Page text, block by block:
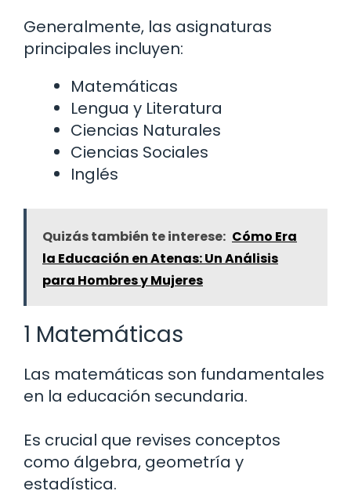
Generalmente, las asignaturas
principales incluyen:
Matemáticas
Lengua y Literatura
Ciencias Naturales
Ciencias Sociales
Inglés
Quizás también te interese: Cómo Era
la Educación en Atenas: Un Análisis
para Hombres y Mujeres
1 Matemáticas
Las matemáticas son fundamentales
en la educación secundaria.
Es crucial que revises conceptos
como álgebra, geometría y
estadística.